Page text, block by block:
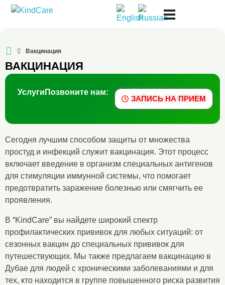
Вакцинация
ВАКЦИНАЦИЯ
Услуги Позвоните нам:
ЗАПИСЬ НА ПРИЕМ
Сегодня лучшим способом защиты от множества
простуд и инфекций служит вакцинация. Этот процесс
включает введение в организм специальных антигенов
для стимуляции иммунной системы, что помогает
предотвратить заражение болезнью или смягчить ее
проявления.
В “KindCare” вы найдете широкий спектр
профилактических прививок для любых ситуаций: от
сезонных вакцин до специальных прививок для
путешествующих. Мы также предлагаем вакцинацию в
Дубае для людей с хроническими заболеваниями и для
тех, кто находится в группе повышенного риска развития